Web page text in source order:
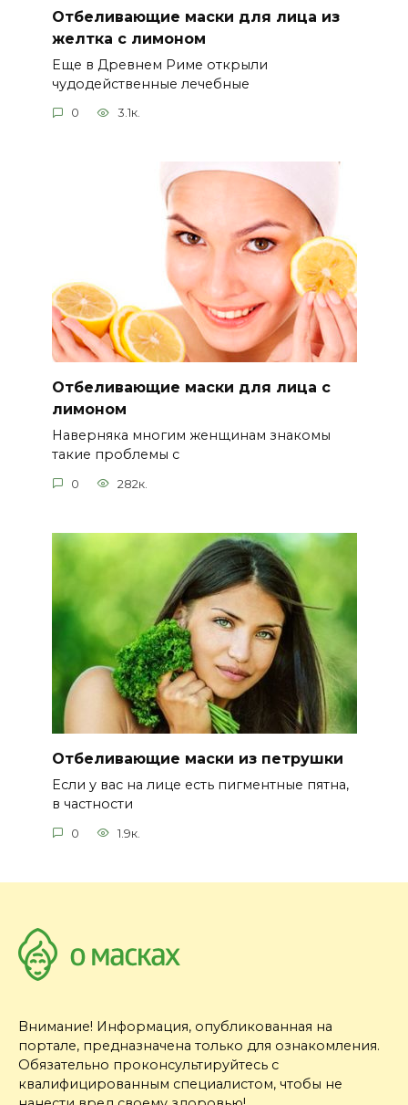
Отбеливающие маски для лица из
желтка с лимоном
Еще в Древнем Риме открыли
чудодейственные лечебные
0 3.1к.
Отбеливающие маски для лица с
лимоном
Наверняка многим женщинам знакомы
такие проблемы с
0 282к.
Отбеливающие маски из петрушки
Если у вас на лице есть пигментные пятна,
в частности
0 1.9к.
Внимание! Информация, опубликованная на
портале, предназначена только для ознакомления.
Обязательно проконсультируйтесь с
квалифицированным специалистом, чтобы не